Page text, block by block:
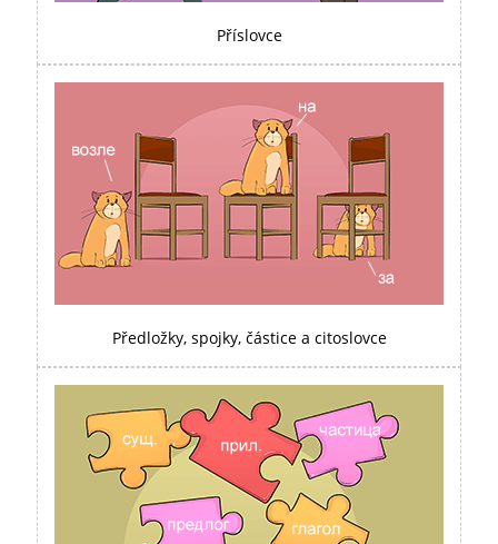
Příslovce
Předložky, spojky, částice a citoslovce